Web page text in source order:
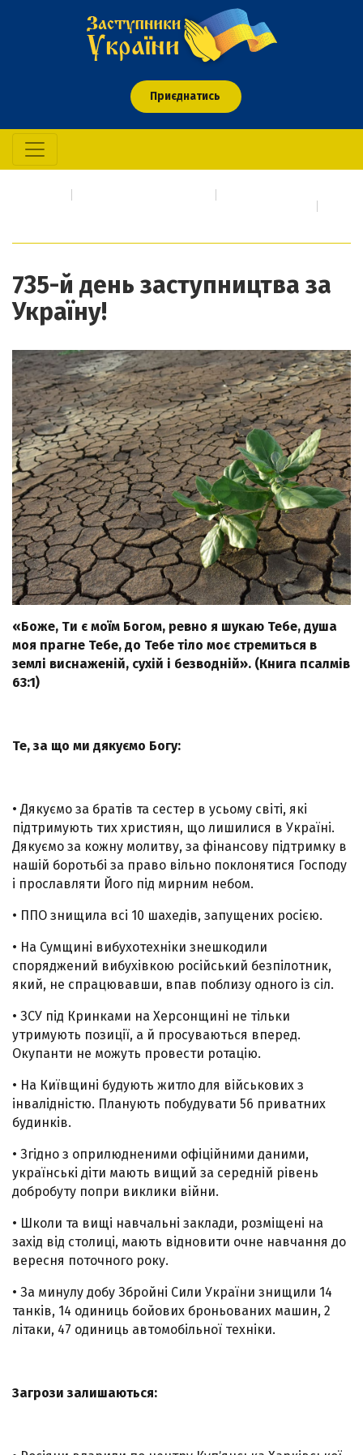
Приєднатись
735-й день заступництва за
Україну!
«Боже, Ти є моїм Богом, ревно я шукаю Тебе, душа
моя прагне Тебе, до Тебе тіло моє стремиться в
землі виснаженій, сухій і безводній». (Книга псалмів
63:1)
Те, за що ми дякуємо Богу:
• Дякуємо за братів та сестер в усьому світі, які
підтримують тих християн, що лишилися в Україні.
Дякуємо за кожну молитву, за фінансову підтримку в
нашій боротьбі за право вільно поклонятися Господу
і прославляти Його під мирним небом.
• ППО знищила всі 10 шахедів, запущених росією.
• На Сумщині вибухотехніки знешкодили
споряджений вибухівкою російський безпілотник,
який, не спрацювавши, впав поблизу одного із сіл.
• ЗСУ під Кринками на Херсонщині не тільки
утримують позиції, а й просуваються вперед.
Окупанти не можуть провести ротацію.
• На Київщині будують житло для військових з
інвалідністю. Планують побудувати 56 приватних
будинків.
• Згідно з оприлюдненими офіційними даними,
українські діти мають вищий за середній рівень
добробуту попри виклики війни.
• Школи та вищі навчальні заклади, розміщені на
захід від столиці, мають відновити очне навчання до
вересня поточного року.
• За минулу добу Збройні Сили України знищили 14
танків, 14 одиниць бойових броньованих машин, 2
літаки, 47 одиниць автомобільної техніки.
Загрози залишаються: